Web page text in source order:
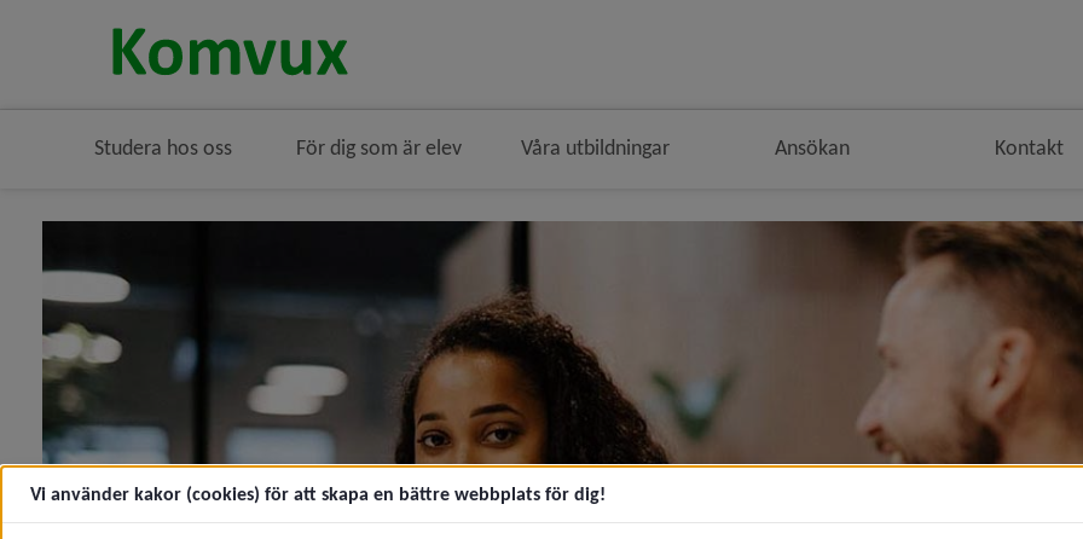
Studera hos oss För dig som är elev Våra utbildningar Ansökan Kontakt
Vi använder kakor (cookies) för att skapa en bättre webbplats för dig!